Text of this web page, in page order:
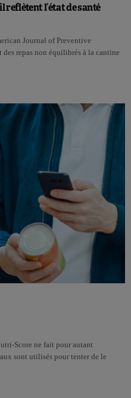
l’état de santé
Journal of Preventive
repas non équilibrés à la cantine
Score ne fait pour autant
sont utilisés pour tenter de le